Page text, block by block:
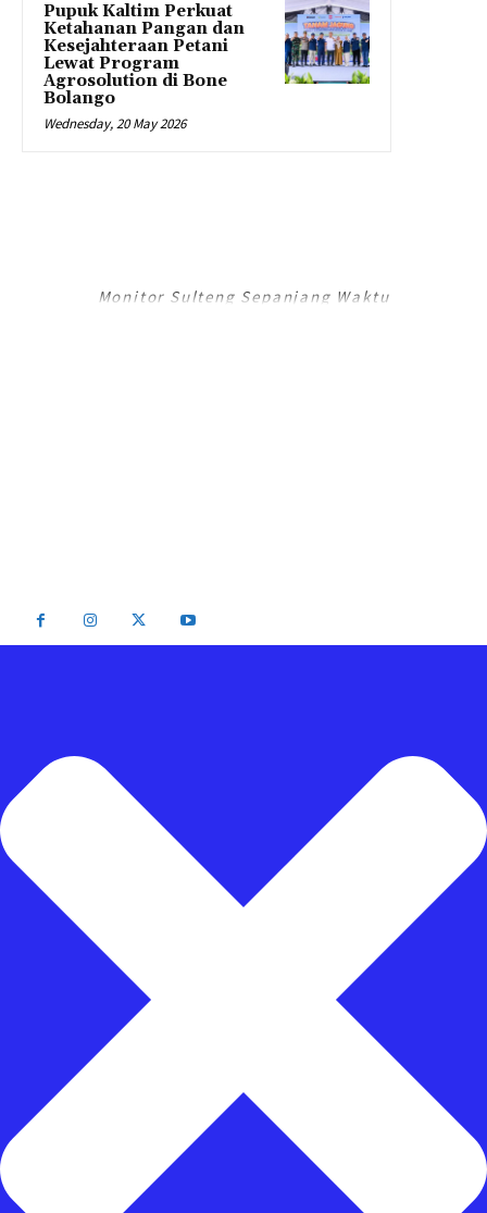
Pupuk Kaltim Perkuat
Ketahanan Pangan dan
Kesejahteraan Petani
Lewat Program
Agrosolution di Bone
Bolango
Wednesday, 20 May 2026
Monitor Sulteng Sepanjang Waktu